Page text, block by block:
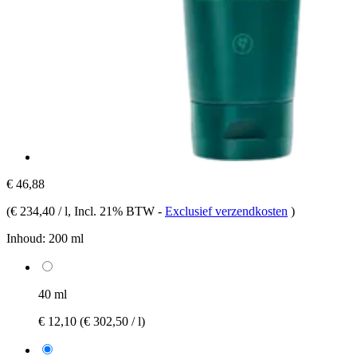
€ 46,88
(€ 234,40 / l, Incl. 21% BTW - Exclusief verzendkosten )
Inhoud: 200 ml
40 ml
€ 12,10 (€ 302,50 / l)